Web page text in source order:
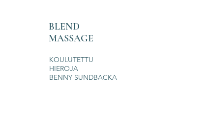
BLEND
MASSAGE
KOULUTETTU
HIEROJA
BENNY SUNDBACKA